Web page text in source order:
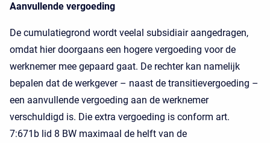
Aanvullende vergoeding
De cumulatiegrond wordt veelal subsidiair aangedragen,
omdat hier doorgaans een hogere vergoeding voor de
werknemer mee gepaard gaat. De rechter kan namelijk
bepalen dat de werkgever – naast de transitievergoeding –
een aanvullende vergoeding aan de werknemer
verschuldigd is. Die extra vergoeding is conform art.
7:671b lid 8 BW maximaal de helft van de